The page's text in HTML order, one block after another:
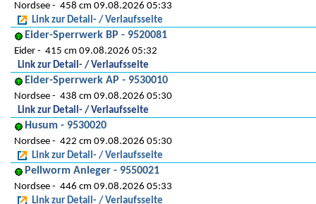
Nordsee
458 cm 09.08.2026 05:33
Link zur Detail- / Verlaufsseite
Eider-Sperrwerk BP - 9520081
Eider
415 cm 09.08.2026 05:32
Link zur Detail- / Verlaufsseite
Eider-Sperrwerk AP - 9530010
Nordsee
438 cm 09.08.2026 05:30
Link zur Detail- / Verlaufsseite
Husum - 9530020
Nordsee
422 cm 09.08.2026 05:30
Link zur Detail- / Verlaufsseite
Pellworm Anleger - 9550021
Nordsee
446 cm 09.08.2026 05:33
Link zur Detail- / Verlaufsseite